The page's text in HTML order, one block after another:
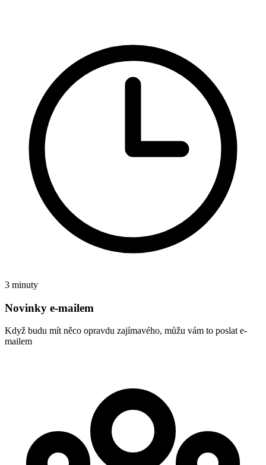
3 minuty
Novinky e-mailem
Když budu mít něco opravdu zajímavého, můžu vám to poslat e-
mailem